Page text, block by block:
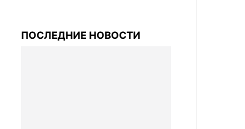
ПОСЛЕДНИЕ НОВОСТИ